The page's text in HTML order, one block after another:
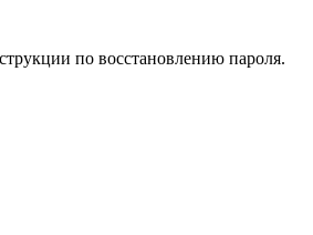
по восстановлению пароля.